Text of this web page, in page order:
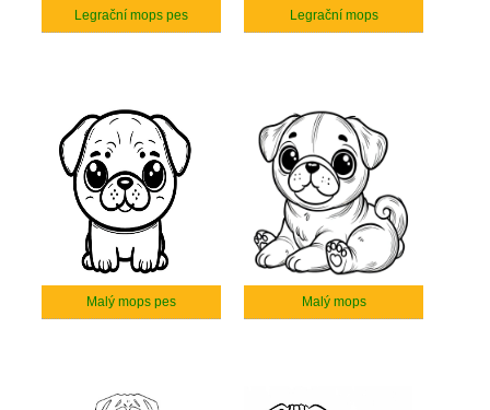
Legrační mops pes Legrační mops
Malý mops pes Malý mops